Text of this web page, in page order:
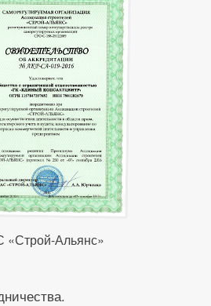
«Строй-Альянс»